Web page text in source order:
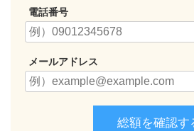
電話番号
メールアドレス